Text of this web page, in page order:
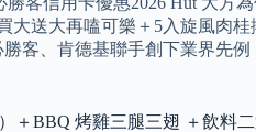
大送大再嗑可樂＋5入旋風肉
客、肯德基聯手創下業界先
＋BBQ 烤雞三腿三翅 ＋飲料